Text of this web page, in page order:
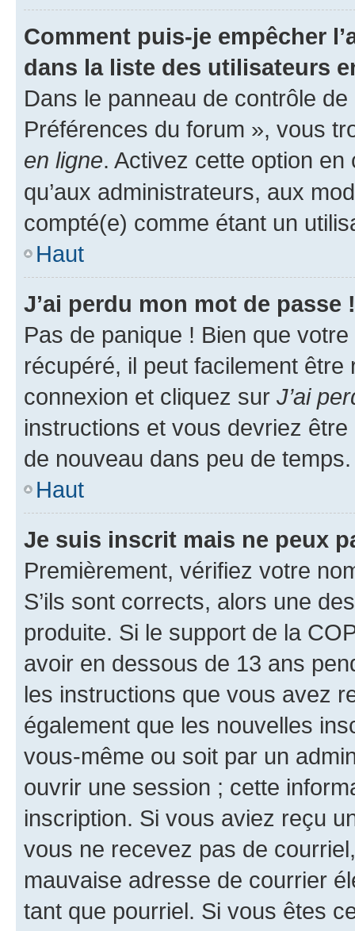
Comment puis-je empêcher
dans la liste des utilisateurs
Dans le panneau de contrôle
Préférences du forum », vous
en ligne. Activez cette option
qu’aux administrateurs, aux
compté(e) comme étant un
Haut
J’ai perdu mon mot de passe !
Pas de panique ! Bien que
récupéré, il peut facilement
connexion et cliquez sur J’ai
instructions et vous devriez
de nouveau dans peu de temps.
Haut
Je suis inscrit mais ne peux
Premièrement, vérifiez votre
S’ils sont corrects, alors une
produite. Si le support de la
avoir en dessous de 13 ans
les instructions que vous avez
également que les nouvelles
vous-même ou soit par un
ouvrir une session ; cette
inscription. Si vous aviez reçu
vous ne recevez pas de
mauvaise adresse de courrier
tant que pourriel. Si vous êtes